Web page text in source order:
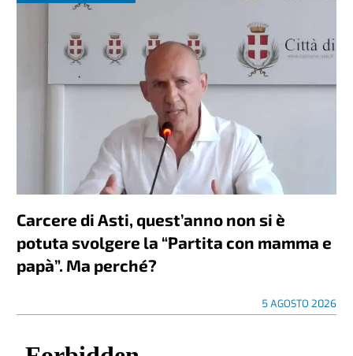
Carcere di Asti, quest’anno non si è
potuta svolgere la “Partita con mamma e
papà”. Ma perché?
5 AGOSTO 2026